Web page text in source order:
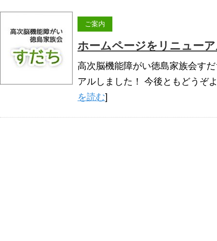
ご案内
ホームページをリニュー
高次脳機能障がい徳島家族会す
アルしました！ 今後ともどうぞ
を読む]